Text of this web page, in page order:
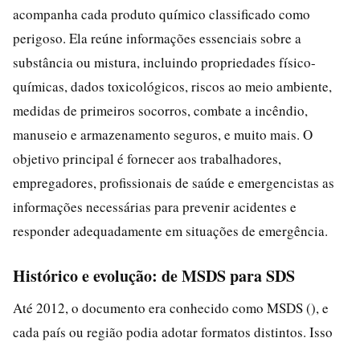
acompanha cada produto químico classificado como
perigoso. Ela reúne informações essenciais sobre a
substância ou mistura, incluindo propriedades físico-
químicas, dados toxicológicos, riscos ao meio ambiente,
medidas de primeiros socorros, combate a incêndio,
manuseio e armazenamento seguros, e muito mais. O
objetivo principal é fornecer aos trabalhadores,
empregadores, profissionais de saúde e emergencistas as
informações necessárias para prevenir acidentes e
responder adequadamente em situações de emergência.
Histórico e evolução: de MSDS para SDS
Até 2012, o documento era conhecido como MSDS (), e
cada país ou região podia adotar formatos distintos. Isso